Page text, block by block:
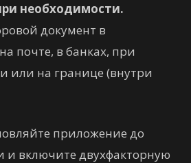
необходимости.
документ в
почте, в банках, при
или на границе (внутри
приложение до
и включите двухфакторную